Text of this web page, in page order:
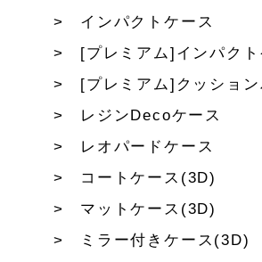
インパクトケース
[プレミアム]インパクト
[プレミアム]クッショ
レジンDecoケース
レオパードケース
コートケース(3D)
マットケース(3D)
ミラー付きケース(3D)